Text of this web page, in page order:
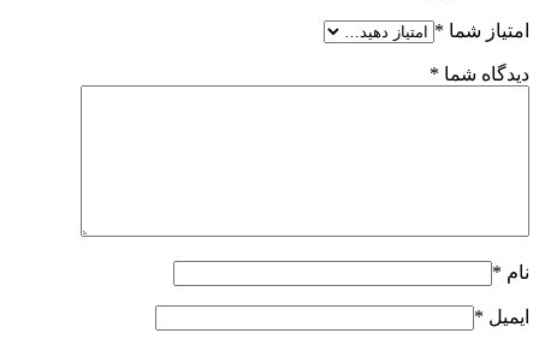
امتیاز شما *
دیدگاه شما *
نام *
ایمیل *